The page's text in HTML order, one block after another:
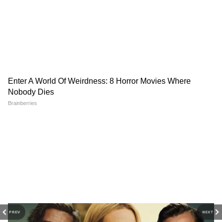
PREV NEXT
গড় প্রথম ইনিংস স্কোর - ৩০৭
গড় চতুর্থ ইনিংস স্কোর - ১৭২